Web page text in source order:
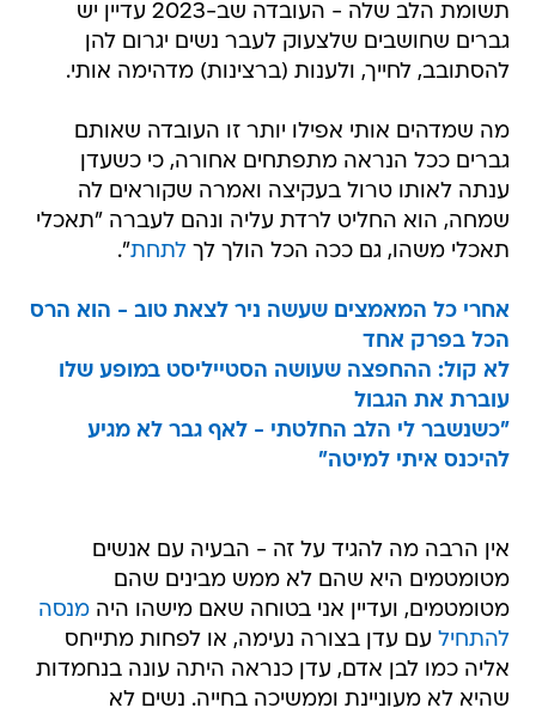
תשומת הלב שלה - העובדה שב-2023 עדיין יש
גברים שחושבים שלצעוק לעבר נשים יגרום להן
להסתובב, לחייך, ולענות (ברצינות) מדהימה אותי.
מה שמדהים אותי אפילו יותר זו העובדה שאותם
גברים ככל הנראה מתפתחים אחורה, כי כשעדן
ענתה לאותו טרול בעקיצה ואמרה שקוראים לה
שמחה, הוא החליט לרדת עליה ונהם לעברה "תאכלי
תאכלי משהו, גם ככה הכל הולך לךלתחת".
אחרי כל המאמצים שעשה ניר לצאת טוב - הוא הרס
הכל בפרק אחד
לא קול: ההחפצה שעושה הסטייליסט במופע שלו
עוברת את הגבול
"כשנשבר לי הלב החלטתי - לאף גבר לא מגיע
להיכנס איתי למיטה"
אין הרבה מה להגיד על זה - הבעיה עם אנשים
מטומטמים היא שהם לא ממש מבינים שהם
מטומטמים, ועדיין אני בטוחה שאם מישהו היהמנסה
להתחיל עם עדן בצורה נעימה, או לפחות מתייחס
אליה כמו לבן אדם, עדן כנראה היתה עונה בנחמדות
שהיא לא מעוניינת וממשיכה בחייה. נשים לא